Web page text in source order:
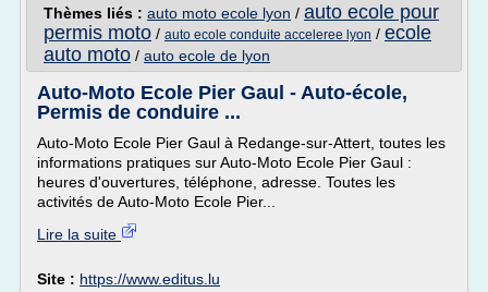
Thèmes liés : auto moto ecole lyon / auto ecole pour
permis moto / auto ecole conduite acceleree lyon / ecole
auto moto / auto ecole de lyon
Auto-Moto Ecole Pier Gaul - Auto-école,
Permis de conduire ...
Auto-Moto Ecole Pier Gaul à Redange-sur-Attert, toutes les
informations pratiques sur Auto-Moto Ecole Pier Gaul :
heures d'ouvertures, téléphone, adresse. Toutes les
activités de Auto-Moto Ecole Pier...
Lire la suite
Site : https://www.editus.lu